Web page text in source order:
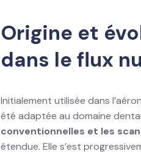
Origine et
dans le flux
Initialement utilisée dans
été adaptée au domaine
conventionnelles et les
étendue. Elle s’est